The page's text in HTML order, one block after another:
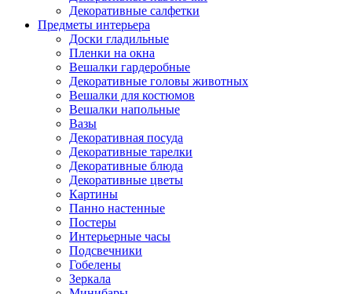
Декоративные салфетки
Предметы интерьера
Доски гладильные
Пленки на окна
Вешалки гардеробные
Декоративные головы животных
Вешалки для костюмов
Вешалки напольные
Вазы
Декоративная посуда
Декоративные тарелки
Декоративные блюда
Декоративные цветы
Картины
Панно настенные
Постеры
Интерьерные часы
Подсвечники
Гобелены
Зеркала